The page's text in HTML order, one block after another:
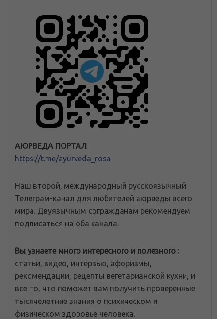
АЮРВЕДА ПОРТАЛ
https://t.me/ayurveda_rosa
Наш второй, международный русскоязычный
Телеграм-канал для любителей аюрведы всего
мира. Двуязычным согражданам рекомендуем
подписаться на оба канала.
Вы узнаете много интересного и полезного :
статьи, видео, интервью, афоризмы,
рекомендации, рецепты вегетарианской кухни, и
все то, что поможет вам получить проверенные
тысячелетние знания о психическом и
физическом здоровье человека.